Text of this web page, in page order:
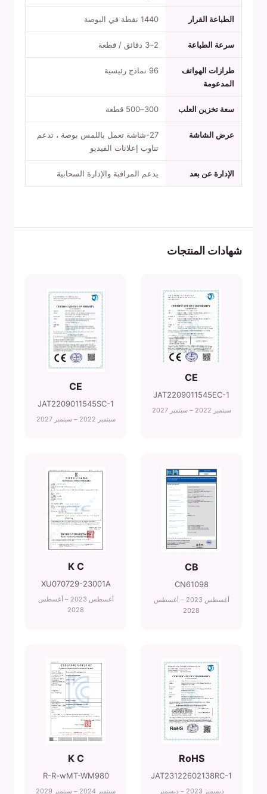
الطباعة القرار 1440 نقطة في البوصة
سرعة الطباعة 2–3 دقائق / قطعة
طرازات الهواتف
المدعومة
96 نماذج رئيسية
سعة تخزين العلب 300–500 قطعة
عرض الشاشة
27-شاشة تعمل باللمس بوصة ، تدعم
تناوب إعلانات الفيديو
الإدارة عن بعد يدعم المراقبة والإدارة السحابية
شهادات المنتجات
CE
JAT2209011545EC-1
سبتمبر 2022 – سبتمبر 2027
CE
JAT2209011545SC-1
سبتمبر 2022 – سبتمبر 2027
CB
CN61098
أغسطس 2023 – أغسطس
2028
K C
XU070729-23001A
أغسطس 2023 – أغسطس
2028
RoHS
JAT23122602138RC-1
ديسمبر 2023 – ديسمبر
K C
R-R-wMT-WM980
سبتمبر 2024 – سبتمبر 2029